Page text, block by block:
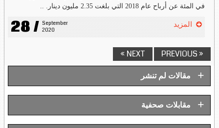
في المئة عن أرباح عام 2018 التي بلغت 2.35 مليون دينار. ..
28 / September
2020
المزيد
« PREVIOUS
NEXT »
مقالات لم تنشر +
مقابلات صحفية +